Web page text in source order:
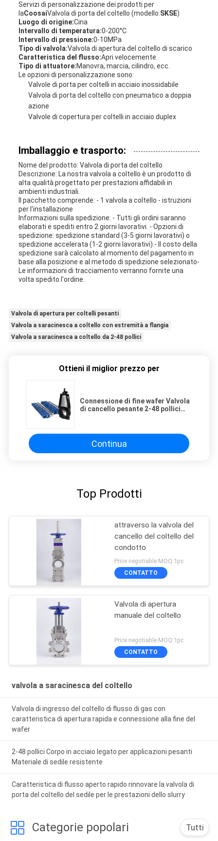
Servizi di personalizzazione dei prodotti per
laCoosaiValvola di porta del coltello (modello:SKSE)
Luogo di origine:Cina
Intervallo di temperatura:0-200°C
Intervallo di pressione:0-10MPa
Tipo di valvola:Valvola di apertura del coltello di scarico
Caratteristica del flusso:Apri velocemente.
Tipo di attuatore:Manovra, marcia, cilindro, ecc.
Le opzioni di personalizzazione sono:
Valvole di porta per coltelli in acciaio inossidabile
Valvola di porta del coltello con pneumatico a doppia
azione
Valvole di copertura per coltelli in acciaio duplex
Imballaggio e trasporto:
Nome del prodotto: Valvola di porta del coltello
Descrizione: La nostra valvola a coltello è un prodotto di
alta qualità progettato per prestazioni affidabili in
ambienti industriali.
Il pacchetto comprende: - 1 valvola a coltello - istruzioni
per l'installazione
Informazioni sulla spedizione: - Tutti gli ordini saranno
elaborati e spediti entro 2 giorni lavorativi. - Opzioni di
spedizione: spedizione standard (3-5 giorni lavorativi) o
spedizione accelerata (1-2 giorni lavorativi).- Il costo della
spedizione sarà calcolato al momento del pagamento in
base alla posizione e al metodo di spedizione selezionato-
Le informazioni di tracciamento verranno fornite una
volta spedito l'ordine.
Valvola di apertura per coltelli pesanti
Valvola a saracinesca a coltello con estremità a flangia
Valvola a saracinesca a coltello da 2-48 pollici
Ottieni il miglior prezzo per
Connessione di fine wafer Valvola
di cancello pesante 2-48 pollici
Continua
Top Prodotti
attraverso la valvola del
cancello del coltello del
condotto
Price negotiable MOQ:1pc
CONTATTO
Valvola di apertura
manuale del coltello
Price negotiable MOQ:1pc
CONTATTO
valvola a saracinesca del coltello
Valvola di ingresso del coltello di flusso di gas con
caratteristica di apertura rapida e connessione alla fine del
wafer
2-48 pollici Corpo in acciaio legato per applicazioni pesanti
Materiale di sedile resistente
Caratteristica di flusso aperto rapido rinnovare la valvola di
porta del coltello del sedile per le prestazioni dello slurry
Categorie popolari Tutti